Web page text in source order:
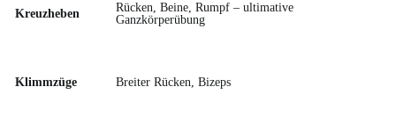
Kreuzheben
Rücken, Beine, Rumpf – ultimative
Ganzkörperübung
Klimmzüge Breiter Rücken, Bizeps